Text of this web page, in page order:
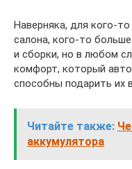
Наверняка, для кого-
салона, кого-то
и сборки, но в любом
комфорт, который
способны подарить их
Читайте также:
аккумулятора